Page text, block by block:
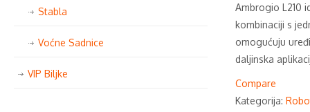
Ambrogio L210
kombinaciji s
omogućuju
daljinska
Compare
Kategorija:
Stabla
Voćne Sadnice
VIP Biljke